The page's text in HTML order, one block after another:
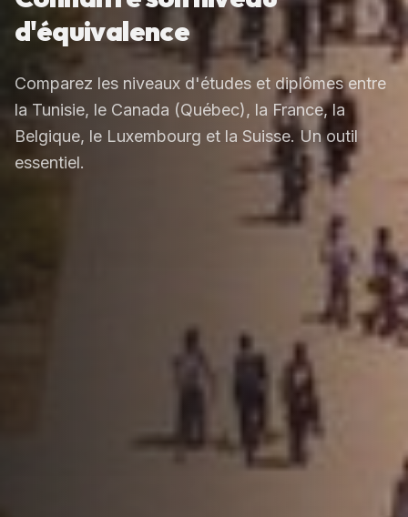
d'équivalence
Comparez les niveaux d'études et diplômes entre
la Tunisie, le Canada (Québec), la France, la
Belgique, le Luxembourg et la Suisse. Un outil
essentiel.